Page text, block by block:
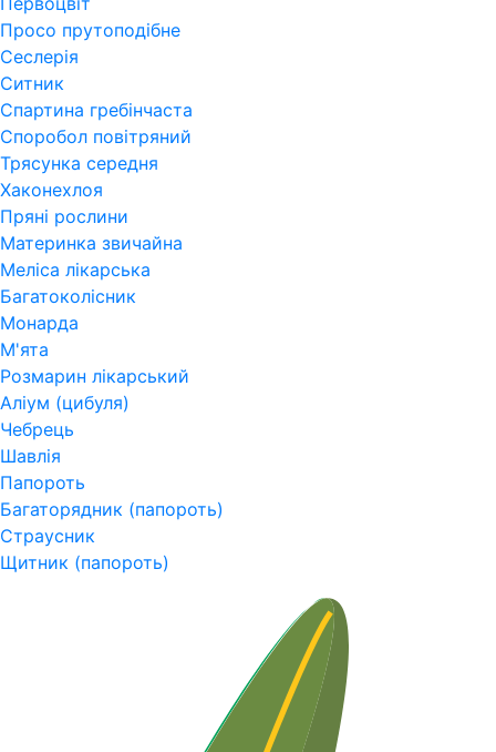
Просо прутоподібне
Сеслерія
Ситник
Спартина гребінчаста
Споробол повітряний
Трясунка середня
Хаконехлоя
Пряні рослини
Материнка звичайна
Меліса лікарська
Багатоколісник
Монарда
М'ята
Розмарин лікарський
Аліум (цибуля)
Чебрець
Шавлія
Папороть
Багаторядник (папороть)
Страусник
Щитник (папороть)